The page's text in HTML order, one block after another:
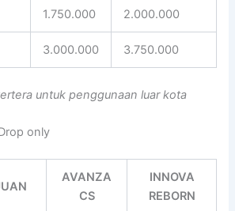
1.750.000 2.000.000
3.000.000 3.750.000
untuk penggunaan luar kota
only
AVANZA
CS
INNOVA
REBORN